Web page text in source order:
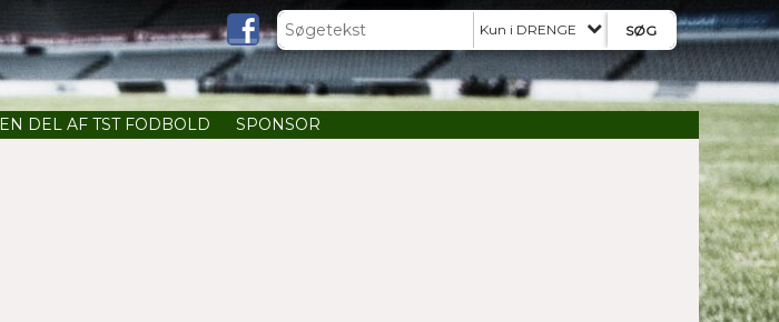
Kun i DRENGE
EN DEL AF TST FODBOLD SPONSOR